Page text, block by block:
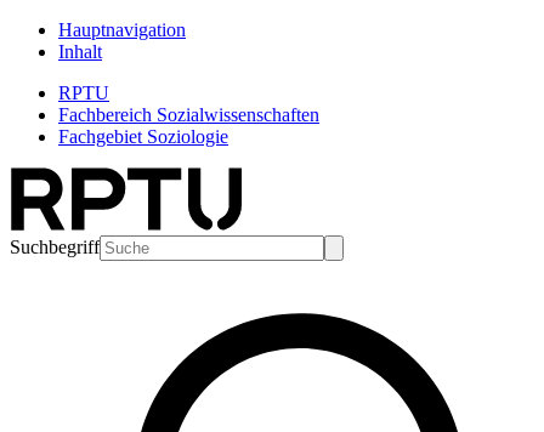
Hauptnavigation
Inhalt
RPTU
Fachbereich Sozialwissenschaften
Fachgebiet Soziologie
Suchbegriff